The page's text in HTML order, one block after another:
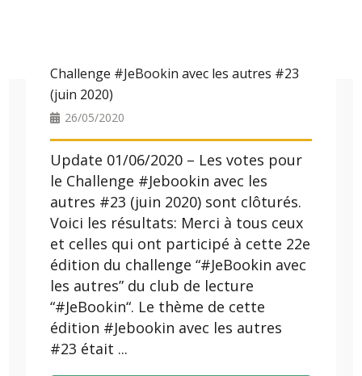
Challenge #JeBookin avec les autres #23
(juin 2020)
26/05/2020
Update 01/06/2020 – Les votes pour
le Challenge #Jebookin avec les
autres #23 (juin 2020) sont clôturés.
Voici les résultats: Merci à tous ceux
et celles qui ont participé à cette 22e
édition du challenge “#JeBookin avec
les autres” du club de lecture
“#JeBookin“. Le thème de cette
édition #Jebookin avec les autres
#23 était ...